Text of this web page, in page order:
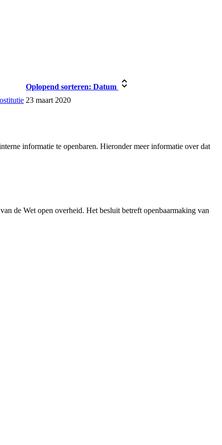
Oplopend sorteren: Datum
23 maart 2020
informatie te openbaren. Hieronder meer informatie over dat
de Wet open overheid. Het besluit betreft openbaarmaking van